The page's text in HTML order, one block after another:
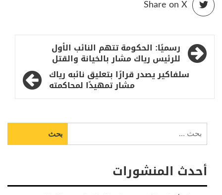
Share on X
تصفّح
المقالات
رسميًا: الحكومة تتهم النائب الأول
للرئيس رياك مشار بالخيانة والقتل
سلفاكير يصدر قرارًا بتعليق نائبه رياك
مشار تمهيدًا لمحاكمته
عن:
أحدث المنشورات